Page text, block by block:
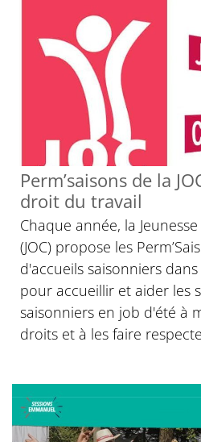
Perm’saisons de la
droit du travail
Chaque année, la
(JOC) propose les
d'accueils saisonniers
pour accueillir et aider les
saisonniers en job d'été à
droits et à les faire